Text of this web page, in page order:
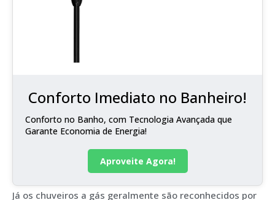
Conforto Imediato no Banheiro!
Conforto no Banho, com Tecnologia Avançada que
Garante Economia de Energia!
Aproveite Agora!
Já os chuveiros a gás geralmente são reconhecidos por